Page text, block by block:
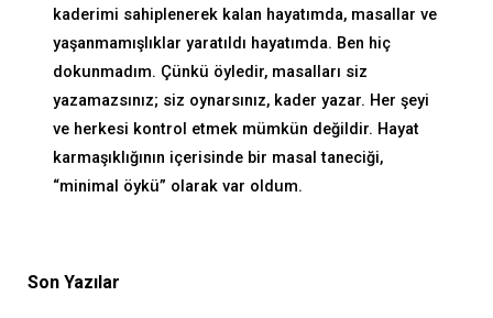
kaderimi sahiplenerek kalan hayatımda, masallar ve
yaşanmamışlıklar yaratıldı hayatımda. Ben hiç
dokunmadım. Çünkü öyledir, masalları siz
yazamazsınız; siz oynarsınız, kader yazar. Her şeyi
ve herkesi kontrol etmek mümkün değildir. Hayat
karmaşıklığının içerisinde bir masal taneciği,
“minimal öykü” olarak var oldum.
Son Yazılar